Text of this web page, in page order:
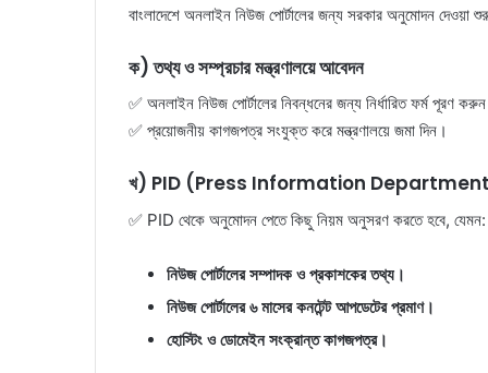
বাংলাদেশে অনলাইন নিউজ পোর্টালের জন্য সরকার অনুমোদন
ক) তথ্য ও সম্প্রচার মন্ত্রণালয়ে আবেদন
✅ অনলাইন নিউজ পোর্টালের নিবন্ধনের জন্য নির্ধারিত ফর্ম পূরণ
✅ প্রয়োজনীয় কাগজপত্র সংযুক্ত করে মন্ত্রণালয়ে জমা দিন।
খ) PID (Press Information
✅ PID থেকে অনুমোদন পেতে কিছু নিয়ম অনুসরণ করতে হবে, যেমন:
নিউজ পোর্টালের সম্পাদক ও প্রকাশকের তথ্য।
নিউজ পোর্টালের ৬ মাসের কনটেন্ট আপডেটের প্রমাণ।
হোস্টিং ও ডোমেইন সংক্রান্ত কাগজপত্র।